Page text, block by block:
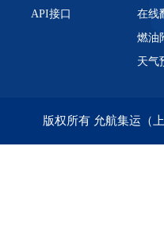
API接口
在线
燃油
天气
版权所有 允航集运（